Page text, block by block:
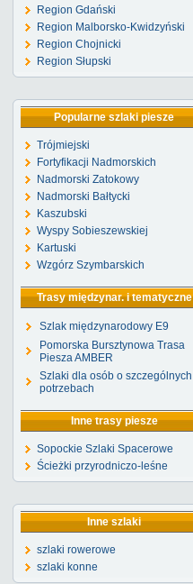
Region Gdański
Region Malborsko-Kwidzyński
Region Chojnicki
Region Słupski
Popularne szlaki piesze
Trójmiejski
Fortyfikacji Nadmorskich
Nadmorski Zatokowy
Nadmorski Bałtycki
Kaszubski
Wyspy Sobieszewskiej
Kartuski
Wzgórz Szymbarskich
Trasy międzynar. i tematyczne
Szlak międzynarodowy E9
Pomorska Bursztynowa Trasa
Piesza AMBER
Szlaki dla osób o szczególnych
potrzebach
Inne trasy piesze
Sopockie Szlaki Spacerowe
Ścieżki przyrodniczo-leśne
Inne szlaki
szlaki rowerowe
szlaki konne